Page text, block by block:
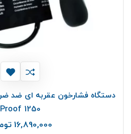
Proof 1250
16,890,000 تومان